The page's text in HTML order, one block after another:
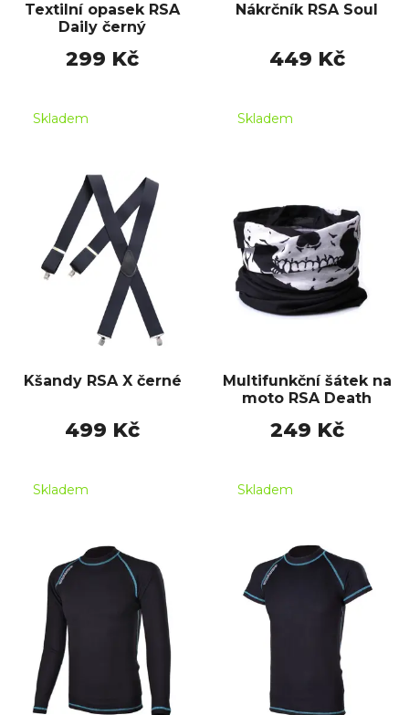
Textilní opasek RSA
Daily černý
299 Kč
Skladem
Nákrčník RSA Soul
449 Kč
Skladem
Kšandy RSA X černé
499 Kč
Skladem
Multifunkční šátek na
moto RSA Death
249 Kč
Skladem